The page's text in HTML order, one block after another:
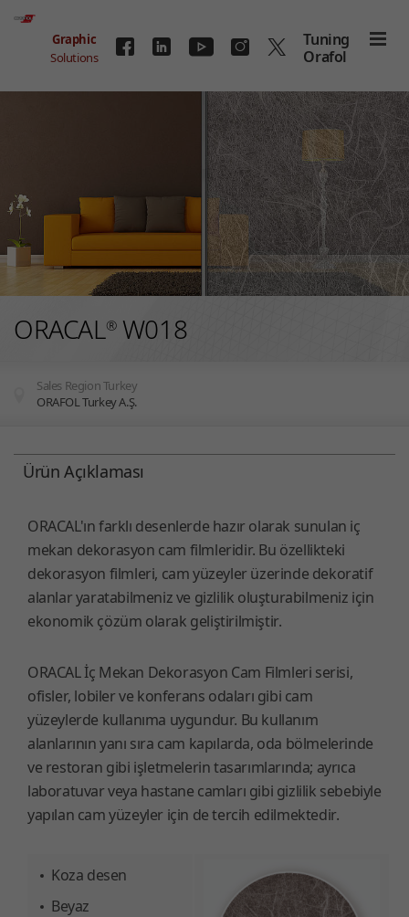
Graphic
Solutions
Tuning
Orafol
ORACAL®W018
You are here:
Sales Region Turkey
ORAFOL Turkey A.Ş.
Ürün Açıklaması
ORACAL'ın farklı desenlerde hazır olarak sunulan iç
mekan dekorasyon cam filmleridir. Bu özellikteki
dekorasyon filmleri, cam yüzeyler üzerinde dekoratif
alanlar yaratabilmeniz ve gizlilik oluşturabilmeniz için
ekonomik çözüm olarak geliştirilmiştir.
ORACAL İç Mekan Dekorasyon Cam Filmleri serisi,
ofisler, lobiler ve konferans odaları gibi cam
yüzeylerde kullanıma uygundur. Bu kullanım
alanlarının yanı sıra cam kapılarda, oda bölmelerinde
ve restoran gibi işletmelerin tasarımlarında; ayrıca
laboratuvar veya hastane camları gibi gizlilik sebebiyle
yapılan cam yüzeyler için de tercih edilmektedir.
Koza desen
Beyaz